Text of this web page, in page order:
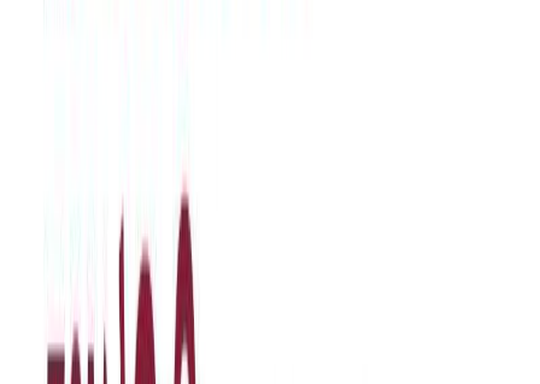
σημερινή εποχή. Τίτλος πρωτοτύπου: Edmond About, La Grèce
contemporaine, Librairie de l’Hachette et Cie, 1854, 1855 © 2022
Εκδόσεις Μεταίχμιο (για την παρούσα έκδοση) Πρόλογος: Τάκης
Θεοδωρόπουλος Μετάφραση: Αριστέα Κομνηνέλλη Μακέτα
εξωφύλλου: Δήμητρα Δαριώτη/Addnoise Εικόνα εξωφύλλου:
Συνοικία στην κοίτη του Ιλισού, 1903 (άγνωστος φωτογράφος),